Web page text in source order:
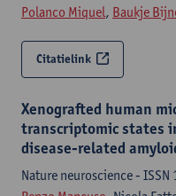
Polanco Miquel, Baukje
Citatielink
Xenografted human
transcriptomic states
disease-related
Nature neuroscience -